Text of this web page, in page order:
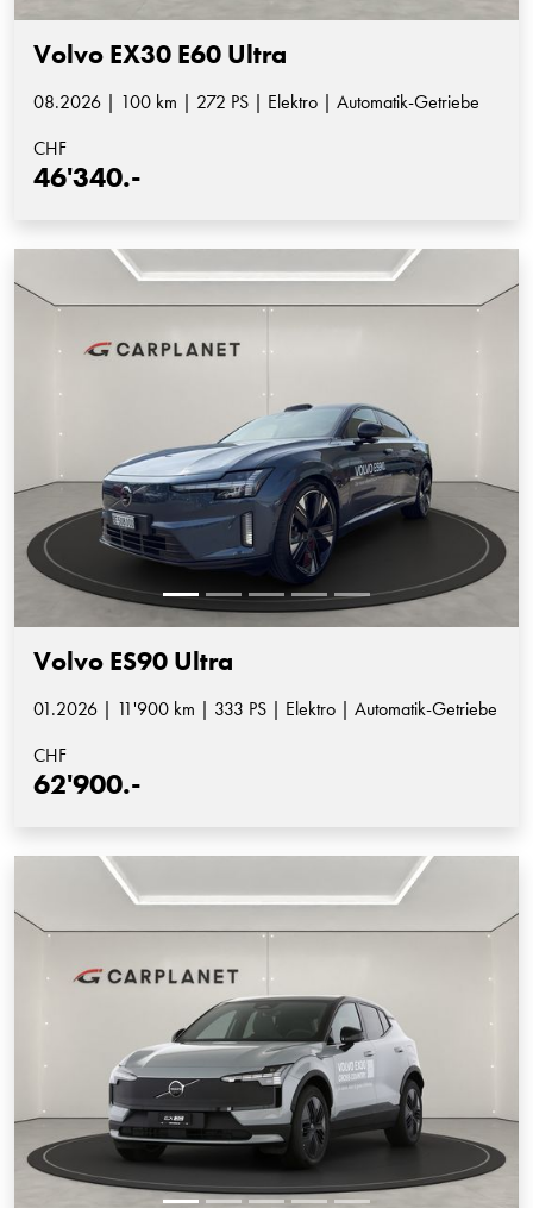
Volvo EX30 E60 Ultra
08.2026 | 100 km | 272 PS | Elektro | Automatik-Getriebe
CHF
46'340.-
Volvo ES90 Ultra
01.2026 | 11'900 km | 333 PS | Elektro | Automatik-Getriebe
CHF
62'900.-